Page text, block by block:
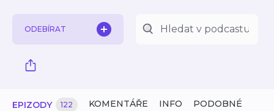
ODEBÍRAT
EPIZODY 122 KOMENTÁŘE INFO PODOBNÉ